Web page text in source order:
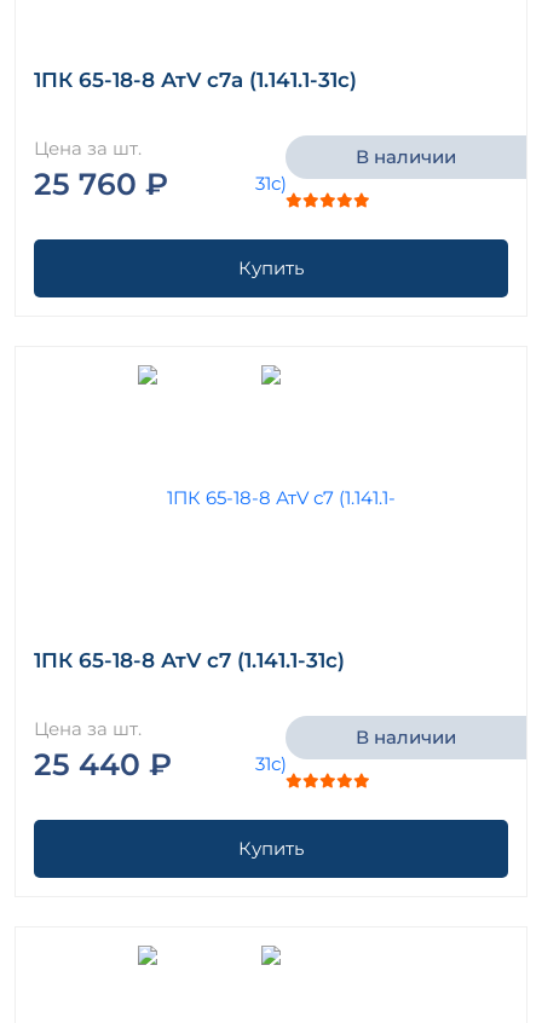
1ПК 65-18-8 АтV с7а (1.141.1-31с)
Цена за шт.
25 760 ₽
В наличии
Купить
1ПК 65-18-8 АтV с7 (1.141.1-31с)
Цена за шт.
25 440 ₽
В наличии
Купить